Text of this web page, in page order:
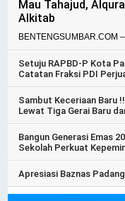
Mau Tahajud,
Alkitab
BENTENGSUMBAR.COM
Setuju RAPBD-P Kota
Catatan Fraksi PDI
Sambut Keceriaan Baru
Lewat Tiga Gerai Baru
Bangun Generasi Emas
Sekolah Perkuat
Apresiasi Baznas